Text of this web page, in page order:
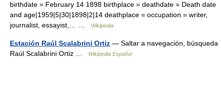
birthdate = February 14 1898 birthplace = deathdate = Death date
and age|1959|5|30|1898|2|14 deathplace = occupation = writer,
journalist, essayist,… …
Wikipedia
Estación Raúl Scalabrini Ortiz — Saltar a navegación, búsqueda
Raúl Scalabrini Ortiz …
Wikipedia Español